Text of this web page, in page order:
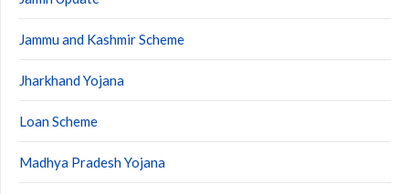
Jammu and Kashmir Scheme
Jharkhand Yojana
Loan Scheme
Madhya Pradesh Yojana